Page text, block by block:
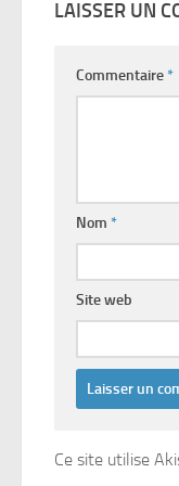
LAISSER UN
Commentaire*
Nom *
Site web
Ce site utilise